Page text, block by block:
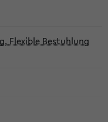
Flexible Bestuhlung